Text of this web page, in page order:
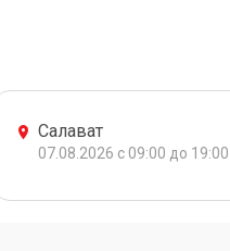
Салават
07.08.2026 с 09:00 до 19:00